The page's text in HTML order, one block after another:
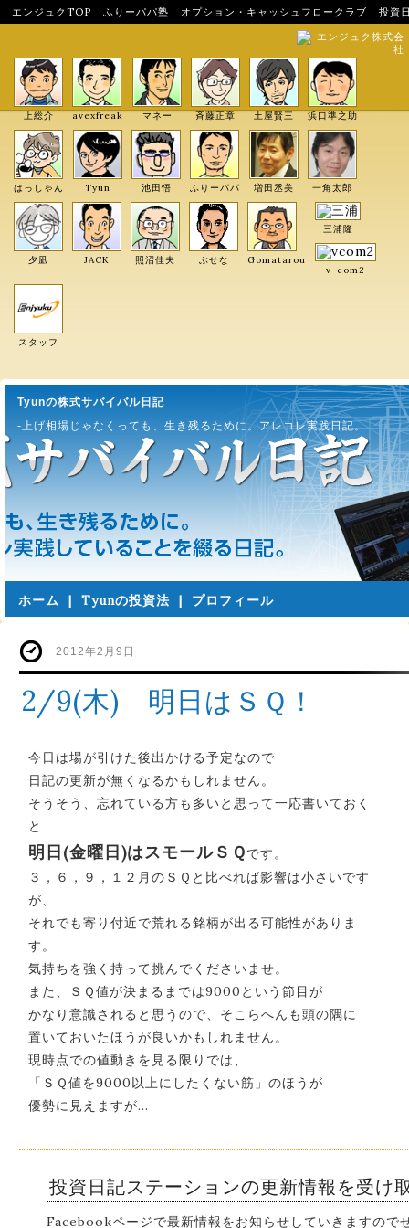
エンジュクTOP ふりーパパ塾 オプション・キャッシュフロークラブ
投資
エンジュク株式会
社
上総介 avexfreak マネー 斉藤正章 土屋賢三 浜口準之助
はっしゃん Tyun 池田悟 ふりーパパ 増田丞美 一角太郎
夕凪 JACK 照沼佳夫 ぶせな Gomatarou
三浦隆
v-com2
スタッフ
Tyunの株式サバイバル日記
-上げ相場じゃなくっても、生き残るために。アレコレ実践日記。
ホーム | Tyunの投資法 | プロフィール
2012年2月9日
2/9(木) 明日はＳＱ！
今日は場が引けた後出かける予定なので
日記の更新が無くなるかもしれません。
そうそう、忘れている方も多いと思って一応書いておく
と
明日(金曜日)はスモールＳＱです。
３，６，９，１２月のＳＱと比べれば影響は小さいです
が、
それでも寄り付近で荒れる銘柄が出る可能性がありま
す。
気持ちを強く持って挑んでくださいませ。
また、ＳＱ値が決まるまでは9000という節目が
かなり意識されると思うので、そこらへんも頭の隅に
置いておいたほうが良いかもしれません。
現時点での値動きを見る限りでは、
「ＳＱ値を9000以上にしたくない筋」のほうが
優勢に見えますが…
投資日記ステーションの更新情報を受け
Facebookページで最新情報をお知らせしていきますので